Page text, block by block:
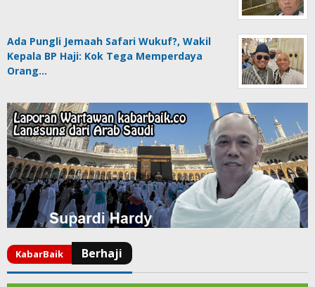
Ada Pungli Jemaah Safari Wukuf?, Wakil
Kepala BP Haji: Kok Tega Memperdaya
Orang…